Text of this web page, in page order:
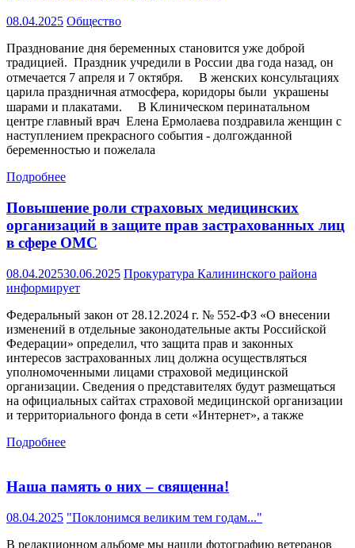
08.04.2025 Общество
Празднование дня беременных становится уже доброй
традицией. Праздник учредили в России два года назад, он
отмечается 7 апреля и 7 октября. ⠀ В женских консультациях
царила праздничная атмосфера, коридоры были украшены
шарами и плакатами. ⠀ В Клиническом перинатальном
центре главный врач Елена Ермолаева поздравила женщин с
наступлением прекрасного события - долгожданной
беременностью и пожелала
Подробнее
Повышение роли страховых медицинских
организаций в защите прав застрахованных лиц
в сфере ОМС
08.04.202530.06.2025 Прокуратура Калининского района
информирует
Федеральный закон от 28.12.2024 г. № 552-ФЗ «О внесении
изменений в отдельные законодательные акты Российской
Федерации» определил, что защита прав и законных
интересов застрахованных лиц должна осуществляться
уполномоченными лицами страховой медицинской
организации. Сведения о представителях будут размещаться
на официальных сайтах страховой медицинской организации
и территориального фонда в сети «Интернет», а также
Подробнее
Наша память о них – священна!
08.04.2025 "Поклонимся великим тем годам..."
В редакционном альбоме мы нашли фотографию ветеранов